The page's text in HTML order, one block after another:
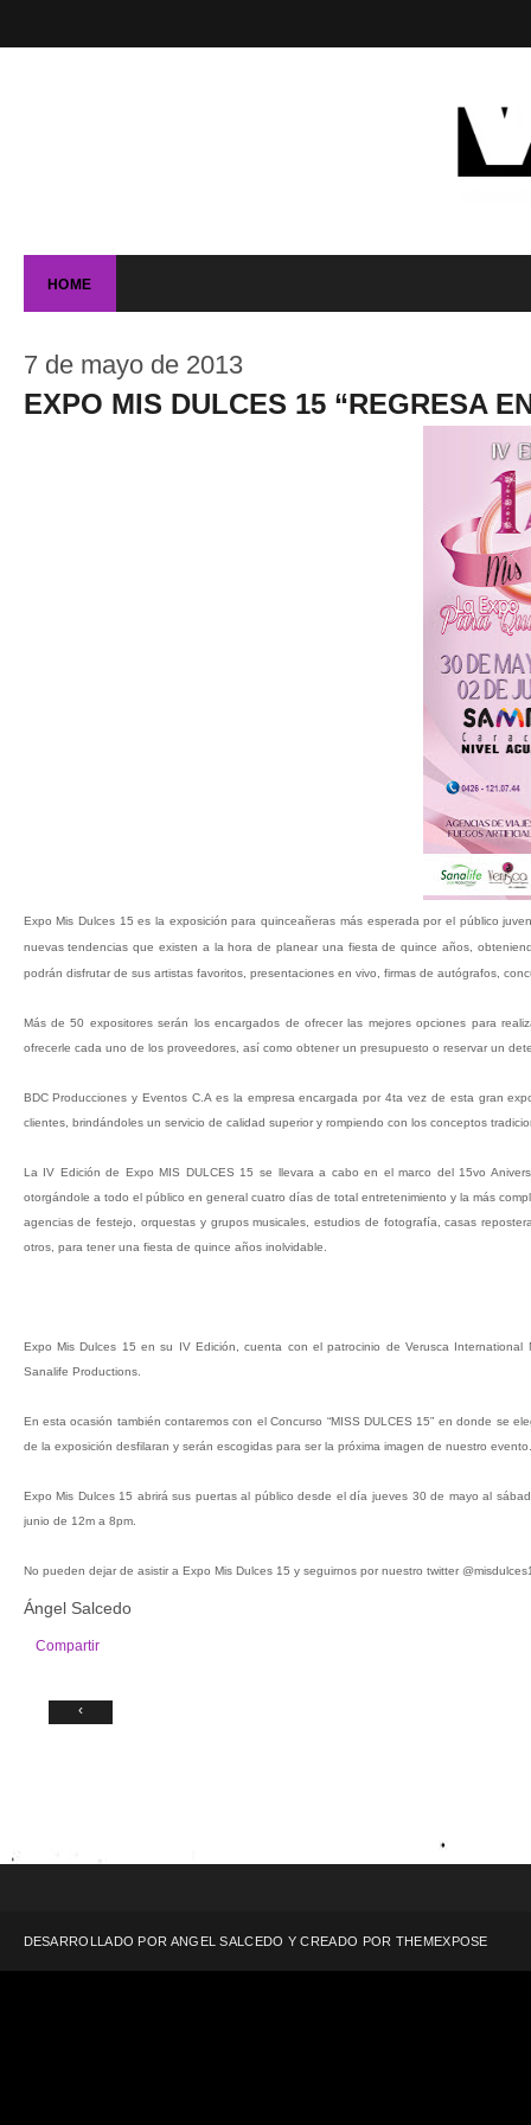
HOME
7 de mayo de 2013
EXPO MIS DULCES 15 “REGRESA
Expo Mis Dulces 15 es la exposición para quinceañeras más esperada por el público
nuevas tendencias que existen a la hora de planear una fiesta de quince años,
podrán disfrutar de sus artistas favoritos, presentaciones en vivo, firmas de autógrafos,
Más de 50 expositores serán los encargados de ofrecer las mejores opciones para
ofrecerle cada uno de los proveedores, así como obtener un presupuesto o reservar un
BDC Producciones y Eventos C.A es la empresa encargada por 4ta vez de esta gran
clientes, brindándoles un servicio de calidad superior y rompiendo con los conceptos
La IV Edición de Expo MIS DULCES 15 se llevara a cabo en el marco del 15vo
otorgándole a todo el público en general cuatro días de total entretenimiento y la más
agencias de festejo, orquestas y grupos musicales, estudios de fotografía, casas
otros, para tener una fiesta de quince años inolvidable.
Expo Mis Dulces 15 en su IV Edición, cuenta con el patrocinio de Verusca International
Sanalife Productions.
En esta ocasión también contaremos con el Concurso “MISS DULCES 15” en donde se
de la exposición desfilaran y serán escogidas para ser la próxima imagen de nuestro
Expo Mis Dulces 15 abrirá sus puertas al público desde el día jueves 30 de mayo al
junio de 12m a 8pm.
No pueden dejar de asistir a Expo Mis Dulces 15 y seguirnos por nuestro twitter
Ángel Salcedo
Compartir
‹
DESARROLLADO POR ANGEL SALCEDO Y CREADO POR THEMEXPOSE